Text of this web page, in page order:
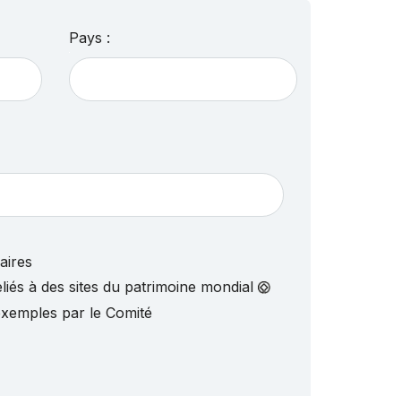
Pays :
à des sites du patrimoine mondial
par le Comité